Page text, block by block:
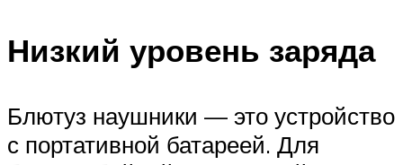
Низкий уровень заряда
Блютуз наушники — это устройство
с портативной батареей. Для